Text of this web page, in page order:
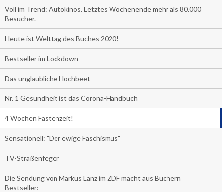
Voll im Trend: Autokinos. Letztes Wochenende mehr als 80.000
Besucher.
Heute ist Welttag des Buches 2020!
Bestseller im Lockdown
Das unglaubliche Hochbeet
Nr. 1 Gesundheit ist das Corona-Handbuch
4 Wochen Fastenzeit!
Sensationell: "Der ewige Faschismus"
TV-Straßenfeger
Die Sendung von Markus Lanz im ZDF macht aus Büchern
Bestseller: